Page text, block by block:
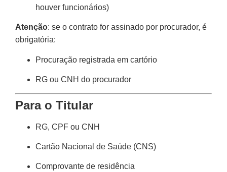
houver funcionários)
Atenção: se o contrato for assinado por procurador, é
obrigatória:
Procuração registrada em cartório
RG ou CNH do procurador
Para o Titular
RG, CPF ou CNH
Cartão Nacional de Saúde (CNS)
Comprovante de residência